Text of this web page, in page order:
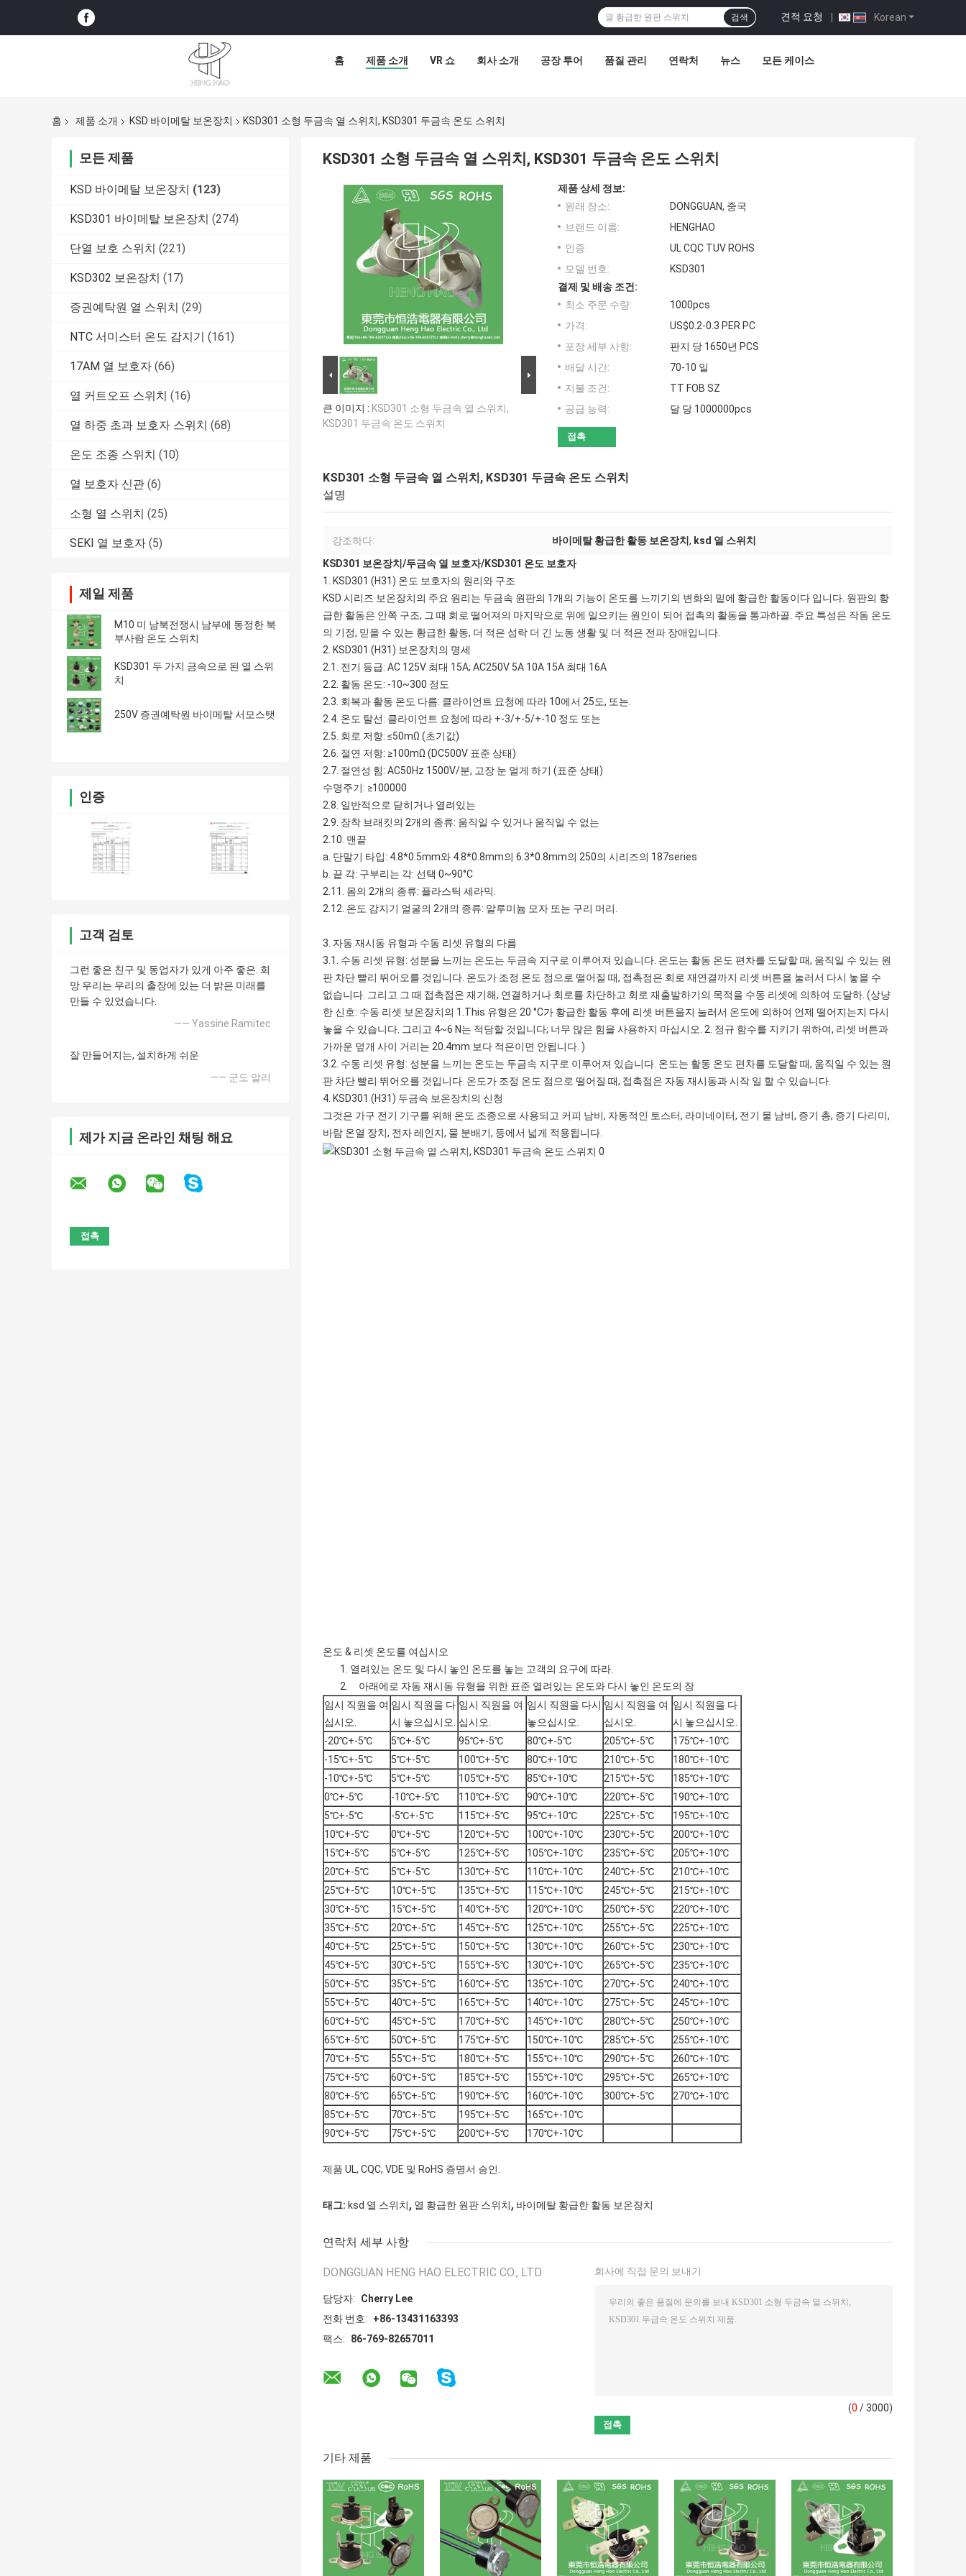
Korean
견적 요청 |
검색
홈 제품 소개 VR 쇼 회사 소개 공장 투어 품질 관리 연락처 뉴스 모든 케이스
홈 제품 소개 KSD 바이메탈 보온장치 KSD301 소형 두금속 열 스위치, KSD301 두금속 온도 스위치
모든 제품
KSD 바이메탈 보온장치 (123)
KSD301 바이메탈 보온장치 (274)
단열 보호 스위치 (221)
KSD302 보온장치 (17)
증권예탁원 열 스위치 (29)
NTC 서미스터 온도 감지기 (161)
17AM 열 보호자 (66)
열 커트오프 스위치 (16)
열 하중 초과 보호자 스위치 (68)
온도 조종 스위치 (10)
열 보호자 신관 (6)
소형 열 스위치 (25)
SEKI 열 보호자 (5)
제일 제품
M10 미 남북전쟁시 남부에 동정한 북
부사람 온도 스위치
KSD301 두 가지 금속으로 된 열 스위
치
250V 증권예탁원 바이메탈 서모스탯
인증
고객 검토
그런 좋은 친구 및 동업자가 있게 아주 좋은. 희
망 우리는 우리의 출장에 있는 더 밝은 미래를
만들 수 있었습니다.
—— Yassine Ramitec
잘 만들어지는, 설치하게 쉬운
—— 군도 알리
제가 지금 온라인 채팅 해요
KSD301 소형 두금속 열 스위치, KSD301 두금속 온도 스위치
큰 이미지 : KSD301 소형 두금속 열 스위치,
KSD301 두금속 온도 스위치
제품 상세 정보:
원래 장소:
DONGGUAN, 중국
브랜드 이름:
HENGHAO
인증:
UL CQC TUV ROHS
모델 번호:
KSD301
결제 및 배송 조건:
최소 주문 수량:
1000pcs
가격:
US$0.2-0.3 PER PC
포장 세부 사항:
판지 당 1650년 PCS
배달 시간:
70-10 일
지불 조건:
TT FOB SZ
공급 능력:
달 당 1000000pcs
접촉
KSD301 소형 두금속 열 스위치, KSD301 두금속 온도 스위치
설명
강조하다: 바이메탈 황급한 활동 보온장치 , ksd 열 스위치
KSD301 보온장치 /두금속 열 보호자/KSD301 온도 보호자
1. KSD301 (H31) 온도 보호자의 원리와 구조
KSD 시리즈 보온장치의 주요 원리는 두금속 원판의 1개의 기능이 온도를 느끼기의 변화의 밑에 황급한 활동이다 입니다. 원판의 황
급한 활동은 안쪽 구조, 그 때 회로 떨어져의 마지막으로 위에 일으키는 원인이 되어 접촉의 활동을 통과하골. 주요 특성은 작동 온도
의 기정, 믿을 수 있는 황급한 활동, 더 적은 섬락 더 긴 노동 생활 및 더 적은 전파 장애입니다.
2. KSD301 (H31) 보온장치의 명세
2.1. 전기 등급: AC 125V 최대 15A; AC250V 5A 10A 15A 최대 16A
2.2. 활동 온도: -10~300 정도
2.3. 회복과 활동 온도 다름: 클라이언트 요청에 따라 10에서 25도, 또는.
2.4. 온도 탈선: 클라이언트 요청에 따라 +-3/+-5/+-10 정도 또는
2.5. 회로 저항: ≤50mΩ (초기값)
2.6. 절연 저항: ≥100mΩ (DC500V 표준 상태)
2.7. 절연성 힘: AC50Hz 1500V/분, 고장 눈 멀게 하기 (표준 상태)
수명주기: ≥100000
2.8. 일반적으로 닫히거나 열려있는
2.9. 장착 브래킷의 2개의 종류: 움직일 수 있거나 움직일 수 없는
2.10. 맨끝
a. 단말기 타입: 4.8*0.5mm와 4.8*0.8mm의 6.3*0.8mm의 250의 시리즈의 187series
b. 끝 각: 구부리는 각: 선택 0~90°C
2.11. 몸의 2개의 종류: 플라스틱 세라믹.
2.12. 온도 감지기 얼굴의 2개의 종류: 알루미늄 모자 또는 구리 머리.
3. 자동 재시동 유형과 수동 리셋 유형의 다름
3.1. 수동 리셋 유형: 성분을 느끼는 온도는 두금속 지구로 이루어져 있습니다. 온도는 활동 온도 편차를 도달할 때, 움직일 수 있는 원
판 차단 빨리 뛰어오를 것입니다. 온도가 조정 온도 점으로 떨어질 때, 접촉점은 회로 재연결까지 리셋 버튼을 눌러서 다시 놓을 수
없습니다. 그리고 그 때 접촉점은 재기해, 연결하거나 회로를 차단하고 회로 재출발하기의 목적을 수동 리셋에 의하여 도달하. (상냥
한 신호: 수동 리셋 보온장치의 1.This 유형은 20 °C가 황급한 활동 후에 리셋 버튼을지 눌러서 온도에 의하여 언제 떨어지는지 다시
놓을 수 있습니다. 그리고 4~6 N는 적당할 것입니다; 너무 많은 힘을 사용하지 마십시오. 2. 정규 함수를 지키기 위하여, 리셋 버튼과
가까운 덮개 사이 거리는 20.4mm 보다 적은이면 안됩니다. )
3.2. 수동 리셋 유형: 성분을 느끼는 온도는 두금속 지구로 이루어져 있습니다. 온도는 활동 온도 편차를 도달할 때, 움직일 수 있는 원
판 차단 빨리 뛰어오를 것입니다. 온도가 조정 온도 점으로 떨어질 때, 접촉점은 자동 재시동과 시작 일 할 수 있습니다.
4. KSD301 (H31) 두금속 보온장치의 신청
그것은 가구 전기 기구를 위해 온도 조종으로 사용되고 커피 남비, 자동적인 토스터, 라미네이터, 전기 물 남비, 증기 총, 증기 다리미,
바람 온열 장치, 전자 레인지, 물 분배기, 등에서 넓게 적용됩니다.
온도 & 리셋 온도를 여십시오
1. 열려있는 온도 및 다시 놓인 온도를 놓는 고객의 요구에 따라.
2. 아래에로 자동 재시동 유형을 위한 표준 열려있는 온도와 다시 놓인 온도의 장
임시 직원을 여
십시오.
임시 직원을 다
시 놓으십시오.
임시 직원을 여
십시오.
임시 직원을 다시
놓으십시오.
임시 직원을 여
십시오.
임시 직원을 다
시 놓으십시오.
-20℃+-5℃
5℃+-5℃ 95℃+-5℃ 80℃+-5℃ 205℃+-5℃
175℃+-10℃
-15℃+-5℃
5℃+-5℃ 100℃+-5℃ 80℃+-10℃ 210℃+-5℃
180℃+-10℃
-10℃+-5℃
5℃+-5℃ 105℃+-5℃ 85℃+-10℃ 215℃+-5℃
185℃+-10℃
0℃+-5℃
-10℃+-5℃ 110℃+-5℃ 90℃+-10℃ 220℃+-5℃
190℃+-10℃
5℃+-5℃
-5℃+-5℃ 115℃+-5℃ 95℃+-10℃ 225℃+-5℃
195℃+-10℃
10℃+-5℃
0℃+-5℃ 120℃+-5℃ 100℃+-10℃ 230℃+-5℃
200℃+-10℃
15℃+-5℃
5℃+-5℃ 125℃+-5℃ 105℃+-10℃ 235℃+-5℃
205℃+-10℃
20℃+-5℃
5℃+-5℃ 130℃+-5℃ 110℃+-10℃ 240℃+-5℃
210℃+-10℃
25℃+-5℃
10℃+-5℃ 135℃+-5℃ 115℃+-10℃ 245℃+-5℃
215℃+-10℃
30℃+-5℃
15℃+-5℃ 140℃+-5℃ 120℃+-10℃ 250℃+-5℃
220℃+-10℃
35℃+-5℃
20℃+-5℃ 145℃+-5℃ 125℃+-10℃ 255℃+-5℃
225℃+-10℃
40℃+-5℃
25℃+-5℃ 150℃+-5℃ 130℃+-10℃ 260℃+-5℃
230℃+-10℃
45℃+-5℃
30℃+-5℃ 155℃+-5℃ 130℃+-10℃ 265℃+-5℃
235℃+-10℃
50℃+-5℃
35℃+-5℃ 160℃+-5℃ 135℃+-10℃ 270℃+-5℃
240℃+-10℃
55℃+-5℃
40℃+-5℃ 165℃+-5℃ 140℃+-10℃ 275℃+-5℃
245℃+-10℃
60℃+-5℃
45℃+-5℃ 170℃+-5℃ 145℃+-10℃ 280℃+-5℃
250℃+-10℃
65℃+-5℃
50℃+-5℃ 175℃+-5℃ 150℃+-10℃ 285℃+-5℃
255℃+-10℃
70℃+-5℃
55℃+-5℃ 180℃+-5℃ 155℃+-10℃ 290℃+-5℃
260℃+-10℃
75℃+-5℃
60℃+-5℃ 185℃+-5℃ 155℃+-10℃ 295℃+-5℃
265℃+-10℃
80℃+-5℃
65℃+-5℃ 190℃+-5℃ 160℃+-10℃ 300℃+-5℃
270℃+-10℃
85℃+-5℃
70℃+-5℃ 195℃+-5℃
165℃+-10℃
90℃+-5℃
75℃+-5℃ 200℃+-5℃ 170℃+-10℃
제품 UL, CQC, VDE 및 RoHS 증명서 승인.
태그: ksd 열 스위치, 열 황급한 원판 스위치, 바이메탈 황급한 활동 보온장치
연락처 세부 사항
DONGGUAN HENG HAO ELECTRIC CO., LTD
담당자:
Cherry Lee
전화 번호:
+86-13431163393
팩스:
86-769-82657011
회사에 직접 문의 보내기
(0 / 3000)
기타 제품